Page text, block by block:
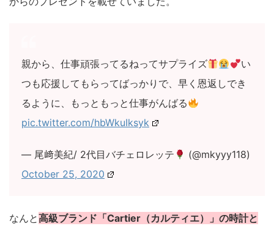
親から、仕事頑張ってるねってサプライズ
い
つも応援してもらってばっかりで、早く恩返しでき
るように、もっともっと仕事がんばる
pic.twitter.com/hbWkuIksyk
— 尾﨑美紀/ 2代目バチェロレッテ
(@mkyyy118)
October 25, 2020
なんと高級ブランド「Cartier（カルティエ）」の時計と